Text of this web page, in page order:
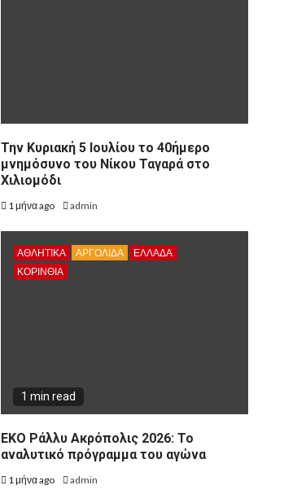
Την Κυριακή 5 Ιουλίου το 40ήμερο
μνημόσυνο του Νίκου Ταγαρά στο
Χιλιομόδι
1 μήνα ago admin
ΑΘΛΗΤΙΚΑ ΑΡΓΟΛΙΔΑ
ΕΛΛΑΔΑ
ΚΟΡΙΝΘΊΑ
1 min read
ΕΚΟ Ράλλυ Ακρόπολις 2026: Το
αναλυτικό πρόγραμμα του αγώνα
1 μήνα ago admin